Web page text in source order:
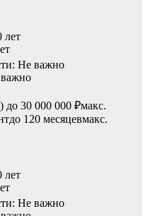
лет
Не важно
важно
до 30 000 000 ₽макс.
120 месяцевмакс.
лет
Не важно